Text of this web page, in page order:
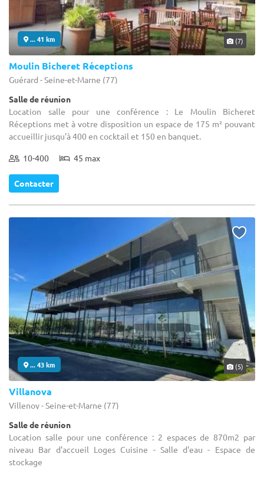
... 41 km (7)
Moulin Bicheret Réceptions
Guérard - Seine-et-Marne (77)
Salle de réunion
Location salle pour une conférence : Le Moulin Bicheret
Réceptions met à votre disposition un espace de 175 m² pouvant
accueillir jusqu'à 400 en cocktail et 150 en banquet.
10-400 45 max
Contacter
... 43 km (5)
Villanova
Villenoy - Seine-et-Marne (77)
Salle de réunion
Location salle pour une conférence : 2 espaces de 870m2 par
niveau Bar d'accueil Loges Cuisine - Salle d'eau - Espace de
stockage